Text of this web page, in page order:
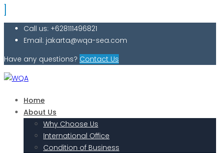
Call us: +628111496821
Email: jakarta@wqa-sea.com
Have any questions? Contact Us
Home
About Us
Why Choose Us
International Office
Condition of Business